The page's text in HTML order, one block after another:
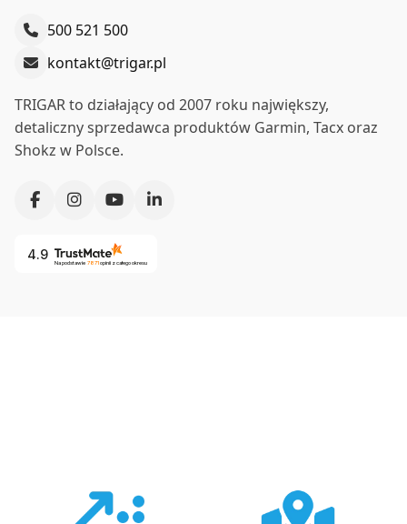
500 521 500
kontakt@trigar.pl
TRIGAR to działający od 2007 roku największy,
detaliczny sprzedawca produktów Garmin, Tacx oraz
Shokz w Polsce.
4.9
Na podstawie 7871opinii z całego okresu